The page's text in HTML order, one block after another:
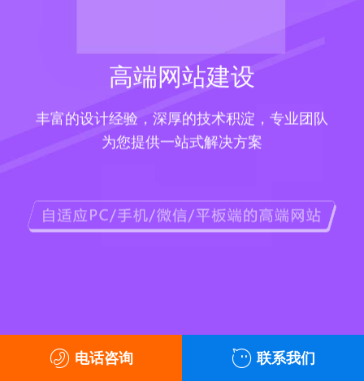
高端网站建设
丰富的设计经验，深厚的技术积淀，专业团队
为您提供一站式解决方案
电话咨询 联系我们